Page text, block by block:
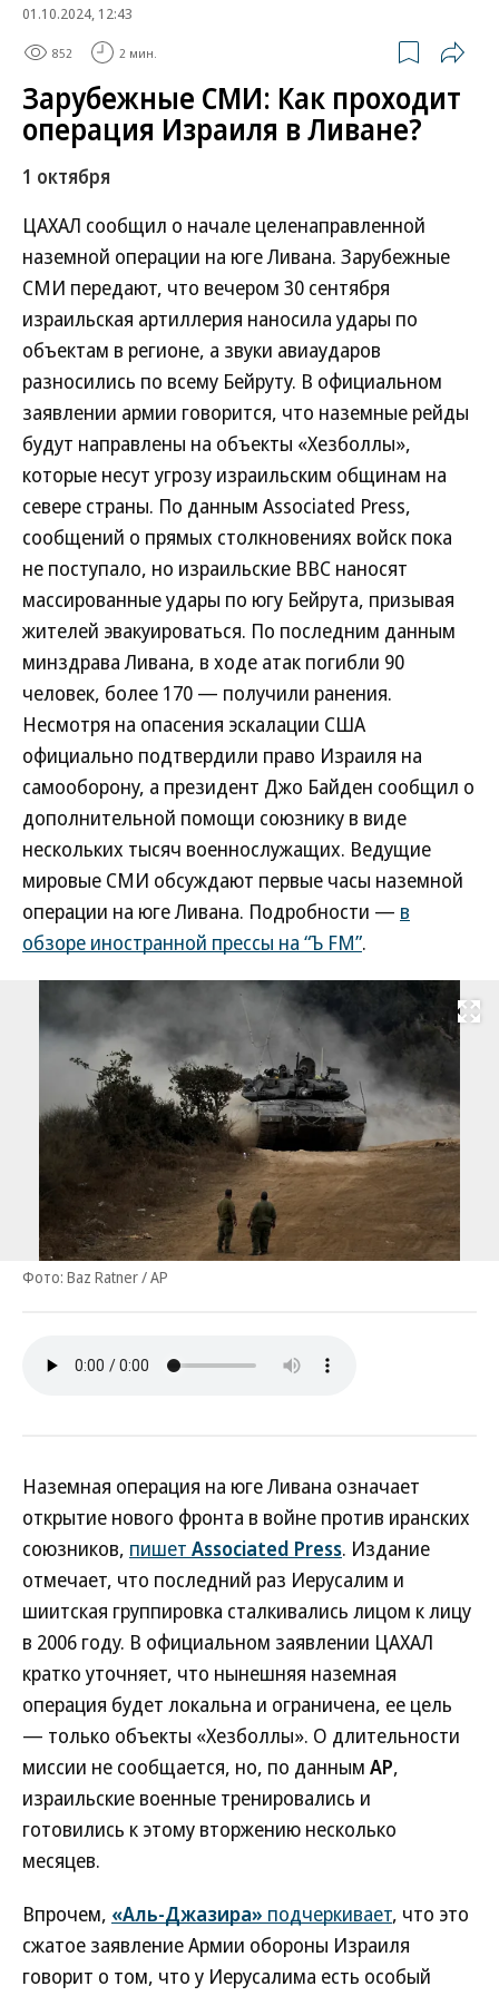
01.10.2024, 12:43
852 2 мин.
Зарубежные СМИ: Как проходит
операция Израиля в Ливане?
1 октября
ЦАХАЛ сообщил о начале целенаправленной
наземной операции на юге Ливана. Зарубежные
СМИ передают, что вечером 30 сентября
израильская артиллерия наносила удары по
объектам в регионе, а звуки авиаударов
разносились по всему Бейруту. В официальном
заявлении армии говорится, что наземные рейды
будут направлены на объекты «Хезболлы»,
которые несут угрозу израильским общинам на
севере страны. По данным Associated Press,
сообщений о прямых столкновениях войск пока
не поступало, но израильские ВВС наносят
массированные удары по югу Бейрута, призывая
жителей эвакуироваться. По последним данным
минздрава Ливана, в ходе атак погибли 90
человек, более 170 — получили ранения.
Несмотря на опасения эскалации США
официально подтвердили право Израиля на
самооборону, а президент Джо Байден сообщил о
дополнительной помощи союзнику в виде
нескольких тысяч военнослужащих. Ведущие
мировые СМИ обсуждают первые часы наземной
операции на юге Ливана. Подробности — в
обзоре иностранной прессы на “Ъ FM”.
Развернуть
Фото: Baz Ratner / AP
Наземная операция на юге Ливана означает
открытие нового фронта в войне против иранских
союзников, пишет Associated Press. Издание
отмечает, что последний раз Иерусалим и
шиитская группировка сталкивались лицом к лицу
в 2006 году. В официальном заявлении ЦАХАЛ
кратко уточняет, что нынешняя наземная
операция будет локальна и ограничена, ее цель
— только объекты «Хезболлы». О длительности
миссии не сообщается, но, по данным AP,
израильские военные тренировались и
готовились к этому вторжению несколько
месяцев.
Впрочем, «Аль-Джазира» подчеркивает, что это
сжатое заявление Армии обороны Израиля
говорит о том, что у Иерусалима есть особый